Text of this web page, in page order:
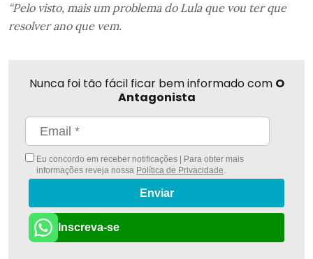
“Pelo visto, mais um problema do Lula que vou ter que
resolver ano que vem.
Nunca foi tão fácil ficar bem informado com O
Antagonista
Eu concordo em receber notificações | Para obter mais
informações reveja nossa Política de Privacidade.
Enviar
Inscreva-se